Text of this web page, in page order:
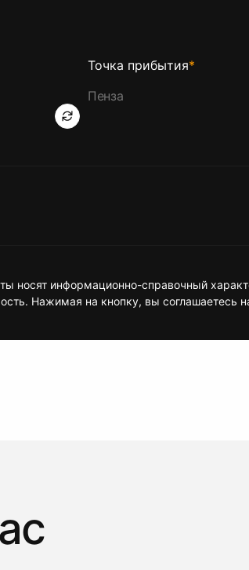
Точка прибытия*
носят информационно-справочный
Нажимая на кнопку, вы соглашаетесь